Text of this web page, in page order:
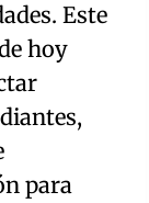
Este
hoy
para